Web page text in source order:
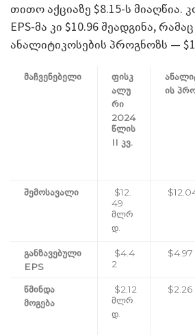
თითო აქციაზე $8.15-ს მიაღწია.
EPS-მა კი $10.96 შეადგინა,
ანალიტიკოსების პროგნოზს —
მაჩვენებელი
ფისკ
ალუ
რი
2024
წლის
II კვ.
ის
შემოსავალი
$12.
49
მლრ
დ.
განზავებული
EPS
$4.4
2
$4.97
წმინდა
მოგება
$2.12
მლრ
დ.